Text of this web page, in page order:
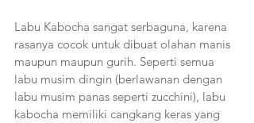
Labu Kabocha sangat serbaguna, karena
rasanya cocok untuk dibuat olahan manis
maupun maupun gurih. Seperti semua
labu musim dingin (berlawanan dengan
labu musim panas seperti zucchini), labu
kabocha memiliki cangkang keras yang